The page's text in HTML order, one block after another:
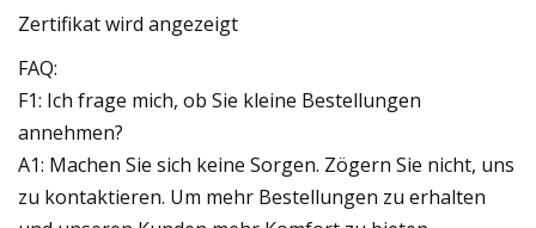
Zertifikat wird angezeigt
FAQ:
F1: Ich frage mich, ob Sie kleine Bestellungen
annehmen?
A1: Machen Sie sich keine Sorgen. Zögern Sie nicht, uns
zu kontaktieren. Um mehr Bestellungen zu erhalten